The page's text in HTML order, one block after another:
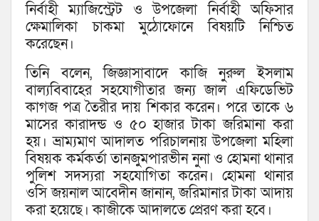
নির্বাহী ম্যাজিস্ট্রেট ও উপজেলা নির্বাহী অফিসার
ক্ষেমালিকা চাকমা মুঠোফোনে বিষয়টি নিশ্চিত
করেছেন।
তিনি বলেন, জিজ্ঞাসাবাদে কাজি নুরুল ইসলাম
বাল্যবিবাহের সহযোগীতার জন্য জাল এফিডেভিট
কাগজ পত্র তৈরীর দায় শিকার করেন। পরে তাকে ৬
মাসের কারাদন্ড ও ৫০ হাজার টাকা জরিমানা করা
হয়। ভ্রাম্যমাণ আদালত পরিচালনায় উপজেলা মহিলা
বিষয়ক কর্মকর্তা তানজুমপারভীন নুনা ও হোমনা থানার
পুলিশ সদস্যরা সহযোগিতা করেন। হোমনা থানার
ওসি জয়নাল আবেদীন জানান, জরিমানার টাকা আদায়
করা হয়েছে। কাজীকে আদালতে প্রেরণ করা হবে।